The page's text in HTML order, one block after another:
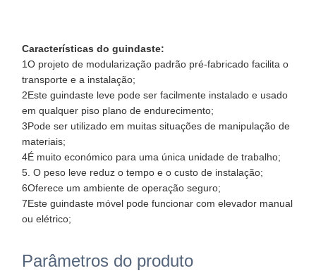
Fábrica
Controle De
Qualidade
Fale
Notícias
Converse
Rodas de guindastes
Características do guindaste:
1O projeto de modularização padrão pré-fabricado facilita o
transporte e a instalação;
2Este guindaste leve pode ser facilmente instalado e usado
em qualquer piso plano de endurecimento;
3Pode ser utilizado em muitas situações de manipulação de
materiais;
4É muito económico para uma única unidade de trabalho;
5. O peso leve reduz o tempo e o custo de instalação;
6Oferece um ambiente de operação seguro;
7Este guindaste móvel pode funcionar com elevador manual
ou elétrico;
Parâmetros do produto